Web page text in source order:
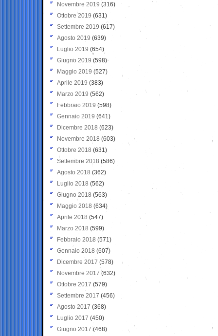
Novembre 2019 (316)
Ottobre 2019 (631)
Settembre 2019 (617)
Agosto 2019 (639)
Luglio 2019 (654)
Giugno 2019 (598)
Maggio 2019 (527)
Aprile 2019 (383)
Marzo 2019 (562)
Febbraio 2019 (598)
Gennaio 2019 (641)
Dicembre 2018 (623)
Novembre 2018 (603)
Ottobre 2018 (631)
Settembre 2018 (586)
Agosto 2018 (362)
Luglio 2018 (562)
Giugno 2018 (563)
Maggio 2018 (634)
Aprile 2018 (547)
Marzo 2018 (599)
Febbraio 2018 (571)
Gennaio 2018 (607)
Dicembre 2017 (578)
Novembre 2017 (632)
Ottobre 2017 (579)
Settembre 2017 (456)
Agosto 2017 (368)
Luglio 2017 (450)
Giugno 2017 (468)